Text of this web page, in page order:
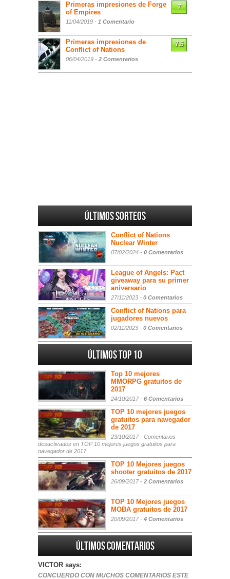
Primeras impresiones de Forge
of Empires
11/04/2019 - 1 Comentario
7
Primeras impresiones de
Conflict of Nations
06/04/2019 - 2 Comentarios
7.5
Últimos sorteos
Conflict of Nations
Nuclear Winter
07/02/2024 - 0 Comentarios
League of Angels: Pact
giveaway para su primer
aniversario
27/11/2023 - 0 Comentarios
Conflict of Nations para
jugadores nuevos
02/11/2023 - 0 Comentarios
Últimos Top 10
Top 10 mejores
MMORPG gratuitos de
2017
24/10/2017 - 6 Comentarios
TOP 10 mejores juegos
gratuitos para navegador
de 2017
23/10/2017 - Comentarios
desactivados en TOP 10 mejores juegos gratuitos para
navegador de 2017
TOP 10 Mejores juegos
shooter gratuitos de 2017
26/09/2017 - 2 Comentarios
TOP 10 Mejores juegos
MOBA gratuitos de 2017
20/09/2017 - 4 Comentarios
Últimos comentarios
VICTOR says:
CONCUERDO CON MUCHOS COMENTARIOS ESTE